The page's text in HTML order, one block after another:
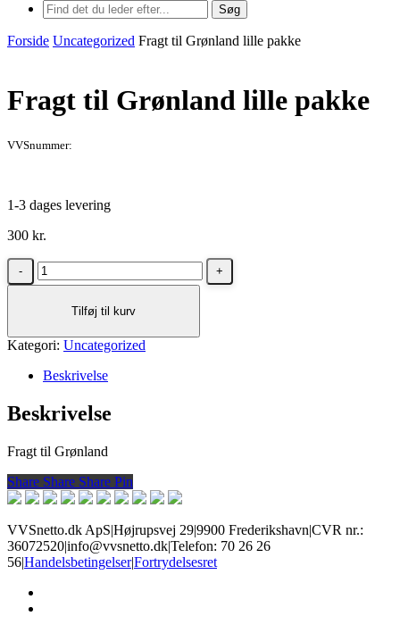
Søg
Forside Uncategorized Fragt til Grønland lille pakke
Fragt til Grønland lille pakke
VVSnummer:
1-3 dages levering
300 kr.
Fragt
til
antal
Tilføj til kurv
Kategori: Uncategorized
Beskrivelse
Beskrivelse
Fragt til Grønland
Share
Share Share Share Pin
VVSnetto.dk ApS|Højrupsvej 29|9900 Frederikshavn|CVR nr.:
36072520|info@vvsnetto.dk|Telefon: 70 26 26
56|Handelsbetingelser|Fortrydelsesret